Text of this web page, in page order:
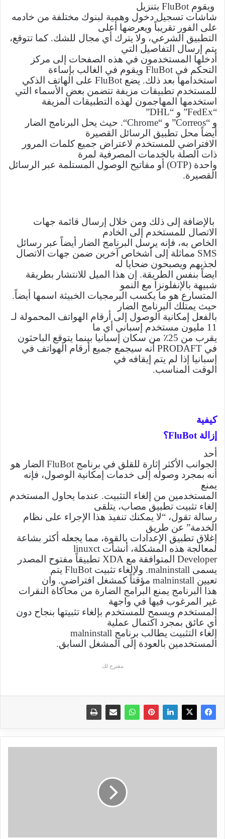
ويقوم FluBot بتنزيل
شاشات تسجيل دخول وهمية لبنوك مختلفة من خادمه
على الفور تقريباً ويعرضها أعلى
التطبيق الشرعي، ولا يترك أي مجال للشك. كما تتوقع،
يتم إرسال التفاصيل التي
أدخلها المستخدمون في هذه الصفحات إلى مركز
التحكم في FluBot ويقوم في الغالب بإساءة
استخدامها بعد ذلك. يضع FluBot على الهاتف الذكي
للمستخدم تطبيقات مزيفة تتضمن بعض الأسماء التي
استخدمها المهاجمون لهذه التطبيقات المزيفة
“
FedEx” و “DHL
”
و “Correos” و “Chrome“. حيث يحل البرنامج الضار
أيضاً محل تطبيق الرسائل القصيرة
الافتراضي للمستخدم لاعتراض جميع كلمات المرور
ذات الصلة بالخدمات المصرفية لمرة
واحدة (OTP) أو مفاتيح الوصول المستلمة عبر الرسائل
القصيرة.
بالإضافة إلى ذلك ومن خلال إرسال قائمة جهات
الاتصال للمستخدم إلى الخادم
الخاص به، فإنه يرسل البرنامج الضار أيضاً عبر رسائل
SMS مماثلة إلى أشخاص آخرين ضمن جهات الاتصال
لجذبهم ويصبحون ضحايا له
ايضاً بنفس الطريقة. إن هذا الميل للانتشار بطريقة
شبيهة بالإنفلونزا مع النمو
المتسارع هو ما يكسب البرمجيات الخبيثة اسمها أيضاً.
حيث يمتلك البرنامج الضار
بالفعل إمكانية الوصول إلى أرقام الهواتف المحمولة لـ
11 مليون مستخدم إسباني أي ما
يقرب من 25٪ من سكان إسبانيا بينما يتوقع الباحثون
في PRODAFT أنه سيجمع جميع أرقام الهواتف في
إسبانيا إذا لم يتم إيقافه في
الوقت المناسب.
كيفية
إزالة FluBot؟
أحد
الجوانب الأكثر إثارة للقلق في برنامج FluBot الضار هو
أنه بمجرد وصوله إلى خدمات إمكانية الوصول، فإنه
يمنع
المستخدمين من إلغاء التثبيت. عندما يحاول المستخدم
إلغاء تثبيت تطبيق مصاب، يتلقى
رسالة تقول، “لا يمكنك تنفيذ هذا الإجراء على نظام
الخدمة” عن طريق
إغلاق تطبيق الإعدادات بالقوة، مما يجعله أكثر بشاعة
لمعالجة هذه المشكلة، أنشأت linuxct
Developer المتوافقة مع XDA تطبيقاً مفتوح المصدر
يسمى malninstall. ولإلغاء تثبيت FluBot يتم
تعيين malninstall مؤقتاً كمشغل افتراضي. وان
هذا البرنامج يمنع البرامج الضارة من محاكاة النقرات
غير المرغوب فيها في واجهة
المستخدم ويسمح للمستخدم بإلغاء تثبيتها بنجاح دون
أي عائق بمجرد اكتمال عملية
إلغاء التثبيت يطالب برنامج malninstall
المستخدمين بالعودة إلى المشغل السابق.
مقترح لك
V15.51